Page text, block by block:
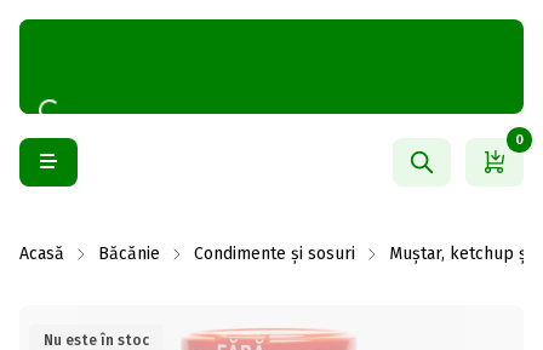
0
Acasă Băcănie Condimente și sosuri Muștar, ketchup și
Nu este în stoc